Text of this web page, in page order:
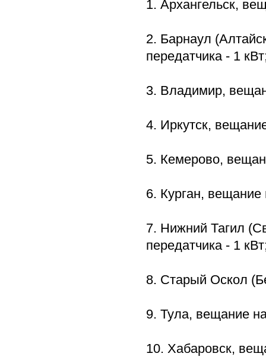
1. Архангельск,
2. Барнаул
передатчика - 1
3. Владимир,
4. Иркутск,
5. Кемерово,
6. Курган,
7. Нижний Тагил
передатчика - 1
8. Старый Оскол
9. Тула, вещание
10. Хабаровск,